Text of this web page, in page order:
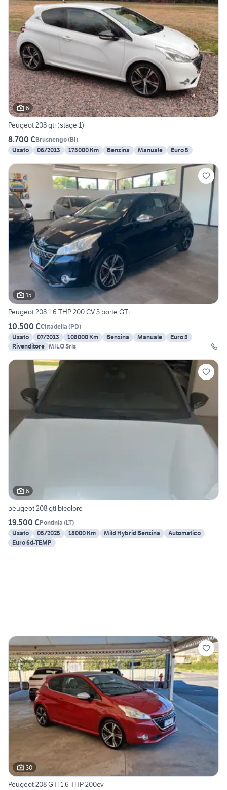
6
Peugeot 208 gti (stage 1)
8.700 €Brusnengo(BI)
Usato
06/2013 175000 Km Benzina Manuale Euro 5
15
Peugeot 208 1.6 THP 200 CV 3 porte GTi
10.500 €Cittadella (PD)
Usato
07/2013 108000 Km Benzina Manuale
Euro 5
Rivenditore MILO Srls
6
peugeot 208 gti bicolore
19.500 €Pontinia (LT)
Usato
05/2025 18000 Km Mild Hybrid Benzina
Automatico
Euro 6d-TEMP
30
Peugeot 208 GTi 1.6 THP 200cv